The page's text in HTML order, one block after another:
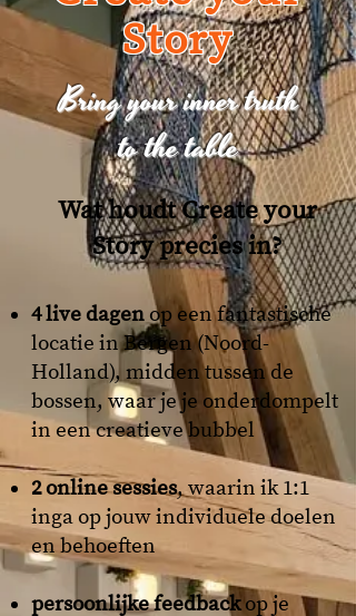
Story
Bring your inner truth
to the table
Wat houdt Create your
Story precies in?
4 live dagenop een fantastische
locatie in Bergen (Noord-
Holland), midden tussen de
bossen, waarje je onderdompelt
in een creatieve bubbel
2 online sessies, waarin ik 1:1
inga op jouw individuele doelen
en behoeften
persoonlijke feedbackop je